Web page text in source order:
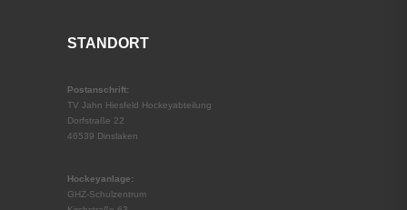
STANDORT
Postanschrift:
TV Jahn Hiesfeld Hockeyabteilung
Dorfstraße 22
46539 Dinslaken
Hockeyanlage:
GHZ-Schulzentrum